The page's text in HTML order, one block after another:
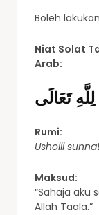
Boleh
Niat Solat
Arab:
تَعَالَى
Rumi:
Usholli
Maksud:
“Sahaja aku
Allah Taala.”